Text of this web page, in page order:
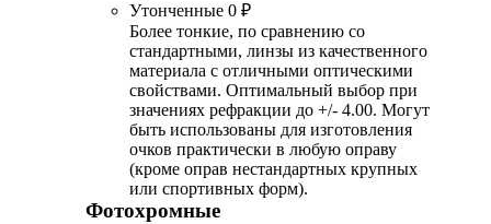
Утонченные 0 ₽
Более тонкие, по сравнению со
стандартными, линзы из качественного
материала с отличными оптическими
свойствами. Оптимальный выбор при
значениях рефракции до +/- 4.00. Могут
быть использованы для изготовления
очков практически в любую оправу
(кроме оправ нестандартных крупных
или спортивных форм).
Фотохромные